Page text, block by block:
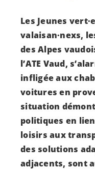
Les Jeunes
valaisan·nexs,
des Alpes
l’ATE Vaud,
infligée aux
voitures en
situation
politiques en
loisirs aux
des solutions
adjacents, sont